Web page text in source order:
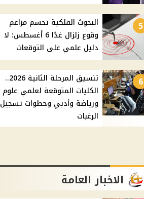
5
البحوث الفلكية تحسم مزاعم
وقوع زلزال غدًا 6 أغسطس: لا
دليل علمي على التوقعات
6
تنسيق المرحلة الثانية 2026..
الكليات المتوقعة لعلمي علوم
ورياضة وأدبي وخطوات تسجيل
الرغبات
الاخبار العامة